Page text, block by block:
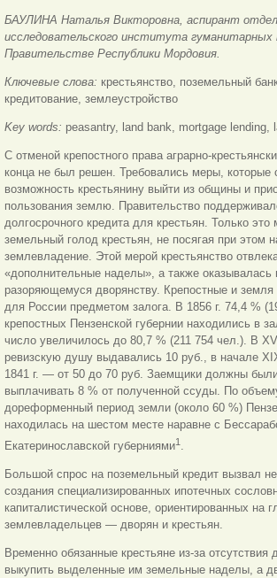
БАУЛИНА Наталья Викторовна, аспирант
исследовательского института гуманитарных
Правительстве Республики Мордовия.
Ключевые слова: крестьянство, поземельный
кредитование, землеустройство
Key words: peasantry, land bank, mortgage lending,
С отменой крепостного права аграрно-
конца не был решен. Требовались меры, которые
возможность крестьянину выйти из общины и
пользования землю. Правительство
долгосрочного кредита для крестьян. Только это
земельный голод крестьян, не посягая при этом
землевладение. Этой мерой крестьянство
«дополнительные наделы», а также
разоряющемуся дворянству. Крепостные и
для России предметом залога. В 1856 г. 74,4 %
крепостных Пензенской губернии находились в
число увеличилось до 80,7 % (211 754 чел.). В
ревизскую душу выдавались 10 руб., в начале
1841 г. — от 50 до 70 руб. Заемщики должны
выплачивать 8 % от полученной ссуды. По
дореформенный период земли (около 60 %)
находилась на шестом месте наравне с
Екатеринославской губерниями1
Большой спрос на поземельный кредит вызвал
создания специализированных ипотечных
капиталистической основе, ориентированных на
землевладельцев — дворян и крестьян.
Временно обязанные крестьяне из-за отсутствия
выкупить выделенные им земельные наделы, а